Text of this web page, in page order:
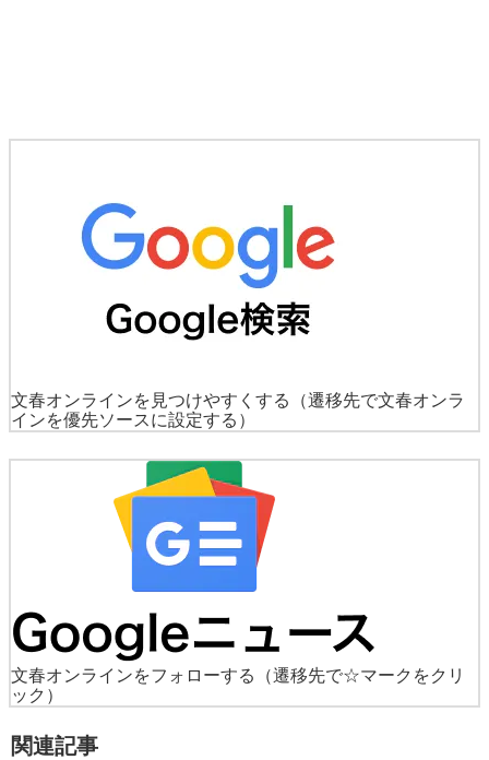
文春オンラインを見つけやすくする
（遷移先で文春オンラ
インを優先ソースに設定する）
文春オンラインをフォローする
（遷移先で☆マークをクリ
ック）
関連記事